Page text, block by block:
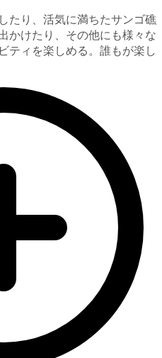
たり、活気に満ちたサンゴ礁
かけたり、その他にも様々な
ティを楽しめる。誰もが楽し